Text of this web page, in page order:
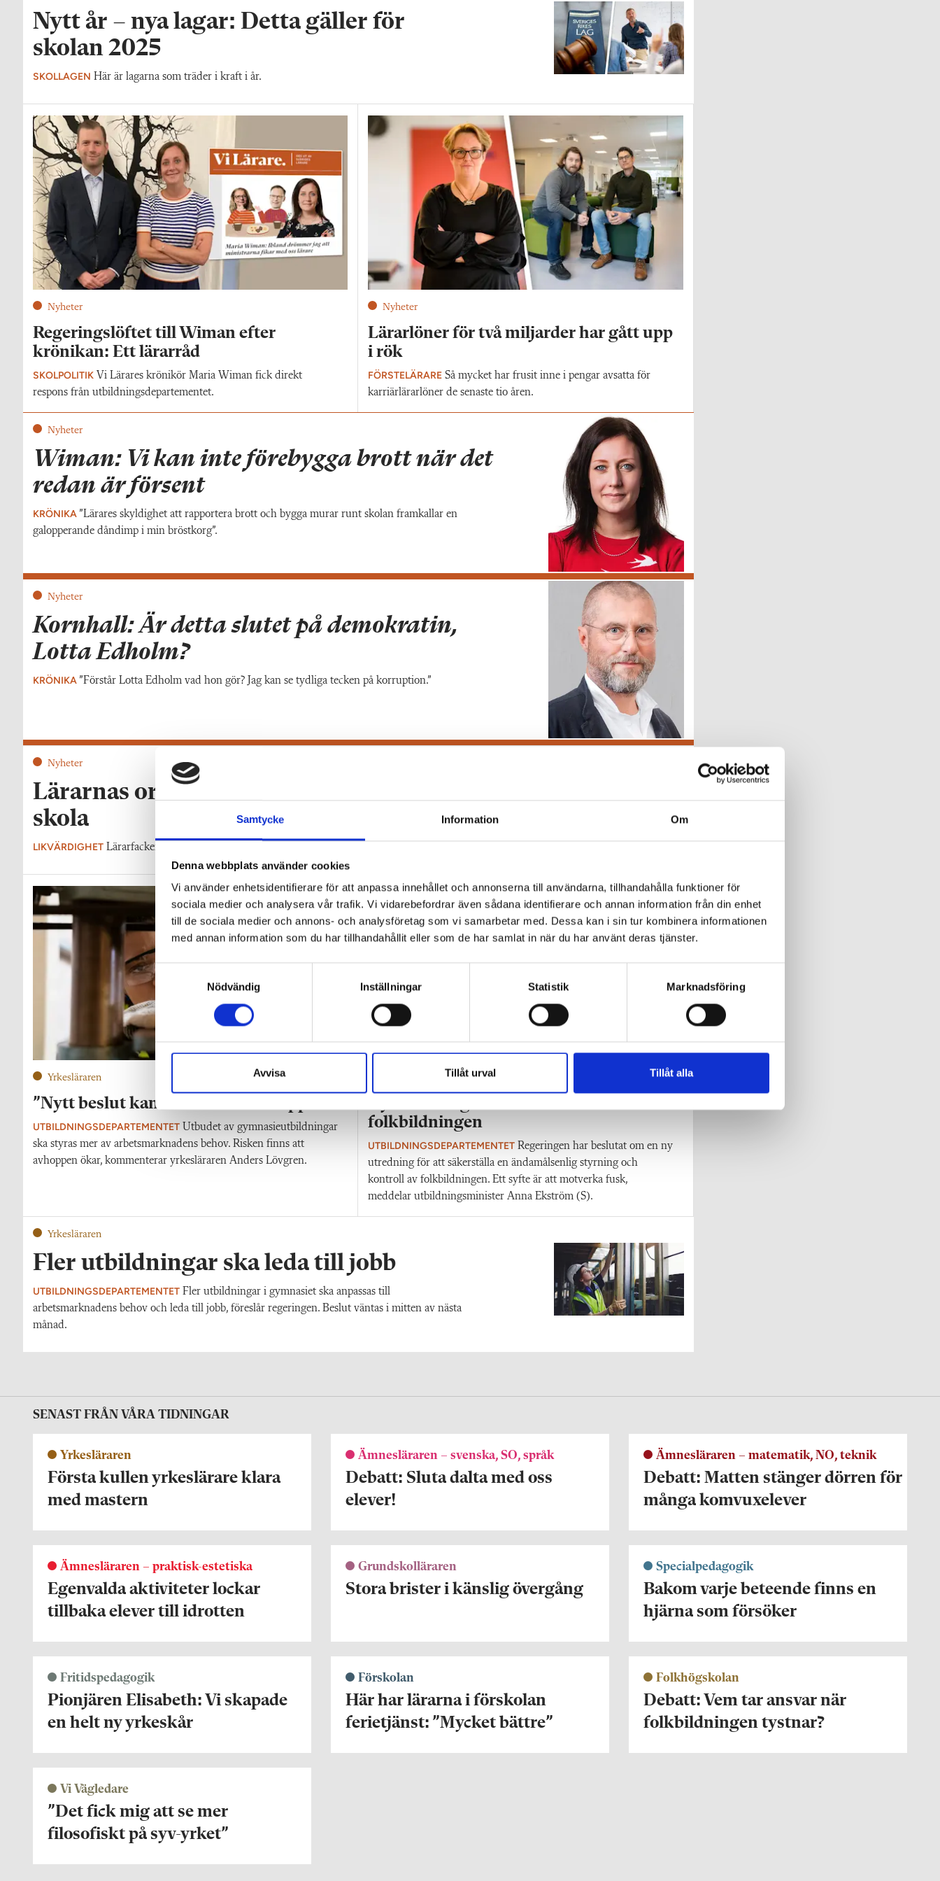
Samtycke Information Om
Denna webbplats använder cookies
Vi använder enhetsidentifierare för att anpassa innehållet och annonserna till användarna, tillhandahålla funktioner för
sociala medier och analysera vår trafik. Vi vidarebefordrar även sådana identifierare och annan information från din enhet
till de sociala medier och annons- och analysföretag som vi samarbetar med. Dessa kan i sin tur kombinera informationen
med annan information som du har tillhandahållit eller som de har samlat in när du har använt deras tjänster.
S
a
m
t
y
c
s
v
a
Nödvändig Inställningar Statistik Marknadsföring
Avvisa Tillåt urval Tillåt alla
Nytt år – nya lagar: Detta gäller för
skolan 2025
SKOLLAGEN Här är lagarna som träder i kraft i år.
Nyheter
Regeringslöftet till Wiman efter
krönikan: Ett lärarråd
SKOLPOLITIK Vi Lärares krönikör Maria Wiman fick direkt
respons från utbildningsdepartementet.
Nyheter
Lärarlöner för två miljarder har gått upp
i rök
FÖRSTELÄRARE Så mycket har frusit inne i pengar avsatta för
karriärlärarlöner de senaste tio åren.
Nyheter
Wiman: Vi kan inte förebygga brott när det
redan är försent
KRÖNIKA ”Lärares skyldighet att rapportera brott och bygga murar runt skolan framkallar en
galopperande dåndimp i min bröstkorg”.
Nyheter
Kornhall: Är detta slutet på demokratin,
Lotta Edholm?
KRÖNIKA ”Förstår Lotta Edholm vad hon gör? Jag kan se tydliga tecken på korruption.”
Nyheter
Lärarnas oro efter beskedet om statlig
skola
LIKVÄRDIGHET Lärarfackens oro: Utredningen om likvärdigheten blir liggande
Yrkesläraren
”Nytt beslut kan leda till fler avhopp”
UTBILDNINGSDEPARTEMENTET Utbudet av gymnasieutbildningar
ska styras mer av arbetsmarknadens behov. Risken finns att
avhoppen ökar, kommenterar yrkesläraren Anders Lövgren.
Folkhögskolan
folkbildningen
UTBILDNINGSDEPARTEMENTET Regeringen har beslutat om en ny
utredning för att säkerställa en ändamålsenlig styrning och
kontroll av folkbildningen. Ett syfte är att motverka fusk,
meddelar utbildningsminister Anna Ekström (S).
Yrkesläraren
Fler utbildningar ska leda till jobb
UTBILDNINGSDEPARTEMENTET Fler utbildningar i gymnasiet ska anpassas till
arbetsmarknadens behov och leda till jobb, föreslår regeringen. Beslut väntas i mitten av nästa
månad.
SENAST FRÅN VÅRA TIDNINGAR
Yrkesläraren
Första kullen yrkeslärare klara
med mastern
Ämnesläraren – svenska, SO, språk
Debatt: Sluta dalta med oss
elever!
Ämnesläraren – matematik, NO, teknik
Debatt: Matten stänger dörren för
många komvuxelever
Ämnesläraren – praktisk-estetiska
Egenvalda aktiviteter lockar
tillbaka elever till idrotten
Grundskolläraren
Stora brister i känslig övergång
Specialpedagogik
Bakom varje beteende finns en
hjärna som försöker
Fritidspedagogik
Pionjären Elisabeth: Vi skapade
en helt ny yrkeskår
Förskolan
Här har lärarna i förskolan
ferietjänst: ”Mycket bättre”
Folkhögskolan
Debatt: Vem tar ansvar när
folkbildningen tystnar?
Vi Vägledare
”Det fick mig att se mer
filosofiskt på syv-yrket”